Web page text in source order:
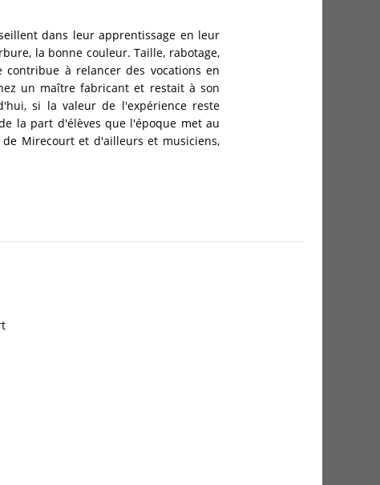
dans leur apprentissage en leur
la bonne couleur. Taille, rabotage,
contribue à relancer des vocations en
un maître fabricant et restait à son
si la valeur de l'expérience reste
la part d'élèves que l'époque met au
Mirecourt et d'ailleurs et musiciens,